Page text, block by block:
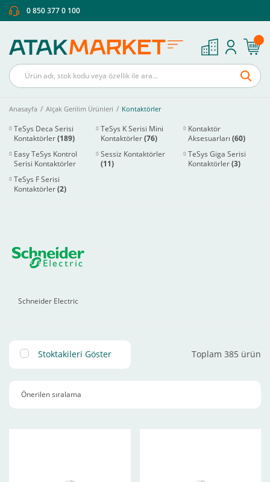
0 850 377 0 100
Anasayfa Alçak Gerilim Ürünleri Kontaktörler
TeSys Deca Serisi
Kontaktörler(189)
TeSys K Serisi Mini
Kontaktörler(76)
Kontaktör
Aksesuarları (60)
Easy TeSys Kontrol
Serisi Kontaktörler
Sessiz Kontaktörler
(11)
TeSys Giga Serisi
Kontaktörler(3)
TeSys F Serisi
Kontaktörler(2)
Schneider Electric
Stoktakileri Göster Toplam 385 ürün